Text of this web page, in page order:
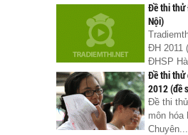
Đề thi thử
Nội)
ĐH 2011
ĐHSP
Đề thi thử
2012 (đề
Đề thi
môn hóa
Chuyên...